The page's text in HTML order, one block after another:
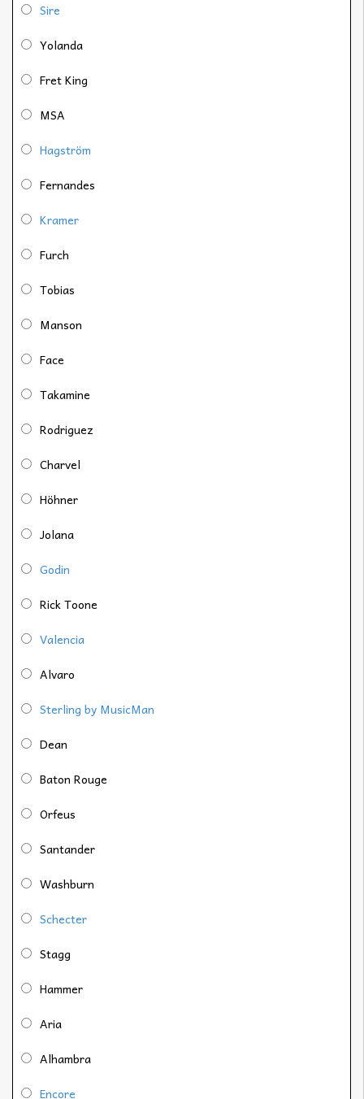
Sire
Yolanda
Fret King
MSA
Hagström
Fernandes
Kramer
Furch
Tobias
Manson
Face
Takamine
Rodriguez
Charvel
Höhner
Jolana
Godin
Rick Toone
Valencia
Alvaro
Sterling by MusicMan
Dean
Baton Rouge
Orfeus
Santander
Washburn
Schecter
Stagg
Hammer
Aria
Alhambra
Encore